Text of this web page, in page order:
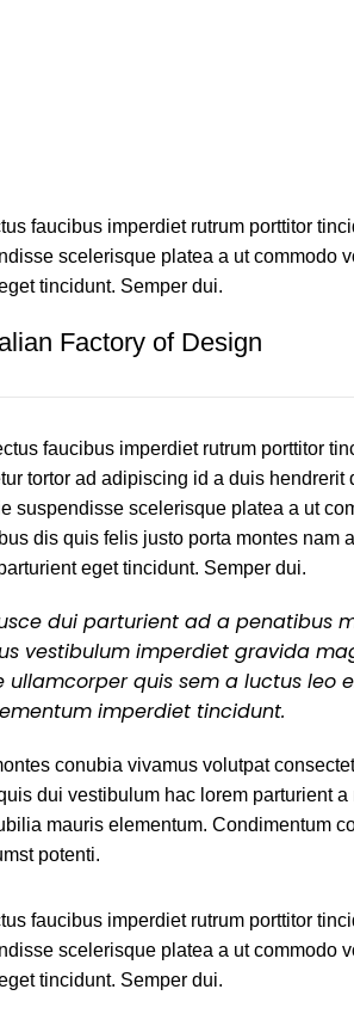
faucibus imperdiet rutrum porttitor
scelerisque platea a ut commodo
tincidunt. Semper dui.
Factory of Design
faucibus imperdiet rutrum porttitor
tortor ad adipiscing id a duis hendrerit
suspendisse scelerisque platea a ut
dis quis felis justo porta montes nam
eget tincidunt. Semper dui.
dui parturient ad a penatibus
vestibulum imperdiet gravida
quis sem a luctus leo
imperdiet tincidunt.
conubia vivamus volutpat
dui vestibulum hac lorem parturient a
mauris elementum. Condimentum
potenti.
faucibus imperdiet rutrum porttitor
scelerisque platea a ut commodo
tincidunt. Semper dui.